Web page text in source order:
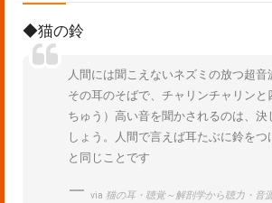
◆猫の鈴
人間には聞こえないネズミの放つ超音
その耳のそばで、チャリンチャリンと
ちゅう）高い音を聞かされるのは、
しょう。人間で言えば耳たぶに鈴を
と同じことです
via 猫の耳・聴覚～解剖学から聴力・音